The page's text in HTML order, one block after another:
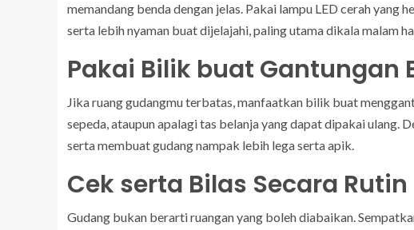
memandang benda dengan jelas. Pakai lampu LED cerah yang
serta lebih nyaman buat dijelajahi, paling utama dikala malam
Pakai Bilik buat Gantungan
Jika ruang gudangmu terbatas, manfaatkan bilik buat
sepeda, ataupun apalagi tas belanja yang dapat dipakai ulang.
serta membuat gudang nampak lebih lega serta apik.
Cek serta Bilas Secara Rutin
Gudang bukan berarti ruangan yang boleh diabaikan.